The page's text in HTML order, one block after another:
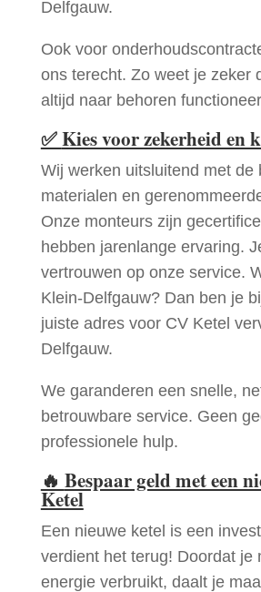
Delfgauw.
Ook voor
ons terecht. Zo weet je zeker
altijd naar behoren
✅Kies voor zekerheid en
Wij werken uitsluitend met de
materialen en
Onze monteurs zijn
hebben jarenlange ervaring.
vertrouwen op onze service.
Klein-Delfgauw? Dan ben je
juiste adres voor CV Ketel
Delfgauw.
We garanderen een snelle,
betrouwbare service. Geen
professionele hulp.
🔥 Bespaar geld met een
Ketel
Een nieuwe ketel is een
verdient het terug! Doordat je
energie verbruikt, daalt je